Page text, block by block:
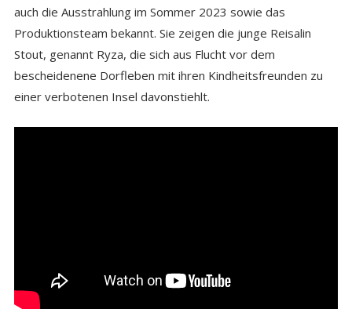
auch die Ausstrahlung im Sommer 2023 sowie das
Produktionsteam bekannt. Sie zeigen die junge Reisalin
Stout, genannt Ryza, die sich aus Flucht vor dem
bescheidenene Dorfleben mit ihren Kindheitsfreunden zu
einer verbotenen Insel davonstiehlt.